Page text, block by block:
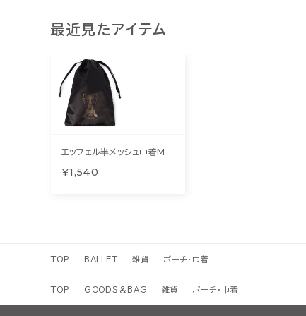
最近見たアイテム
エッフェル半メッシュ巾着M
¥1,540
TOP BALLET 雑貨 ポーチ・巾着
TOP GOODS＆BAG 雑貨 ポーチ・巾着